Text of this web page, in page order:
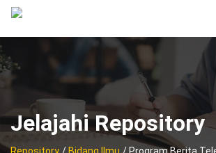
Jelajahi Repository